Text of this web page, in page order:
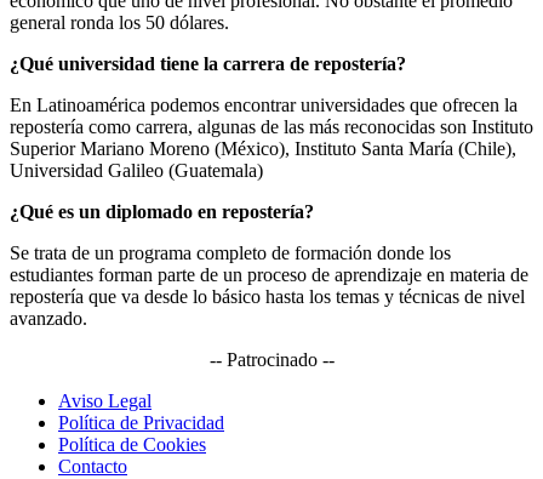
general ronda los 50 dólares.
¿Qué universidad tiene la carrera de repostería?
En Latinoamérica podemos encontrar universidades que ofrecen la
repostería como carrera, algunas de las más reconocidas son Instituto
Superior Mariano Moreno (México), Instituto Santa María (Chile),
Universidad Galileo (Guatemala)
¿Qué es un diplomado en repostería?
Se trata de un programa completo de formación donde los
estudiantes forman parte de un proceso de aprendizaje en materia de
repostería que va desde lo básico hasta los temas y técnicas de nivel
avanzado.
-- Patrocinado --
Aviso Legal
Política de Privacidad
Política de Cookies
Contacto